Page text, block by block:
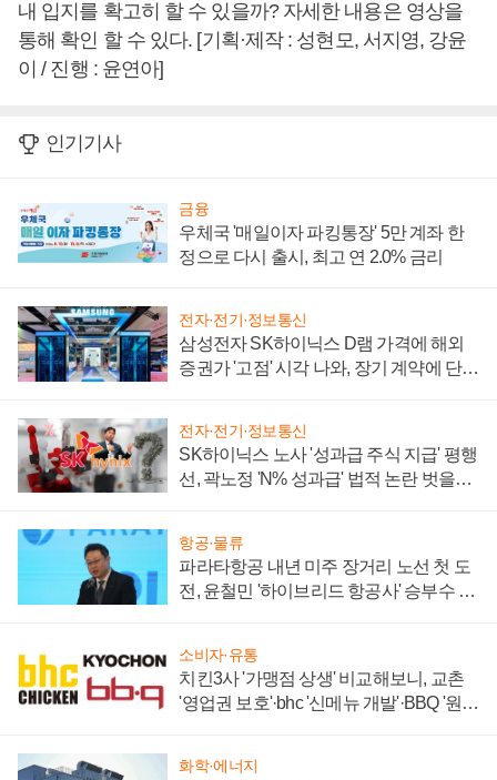
내 입지를 확고히 할 수 있을까? 자세한 내용은 영상을
통해 확인 할 수 있다. [기획·제작 : 성현모, 서지영, 강윤
이 / 진행 : 윤연아]
인기기사
금융
우체국 '매일이자 파킹통장' 5만 계좌 한
정으로 다시 출시, 최고 연 2.0% 금리
전자·전기·정보통신
삼성전자 SK하이닉스 D램 가격에 해외
증권가 '고점' 시각 나와, 장기 계약에 단점
전자·전기·정보통신
SK하이닉스 노사 '성과급 주식 지급' 평행
선, 곽노정 'N% 성과급' 법적 논란 벗을지
항공·물류
파라타항공 내년 미주 장거리 노선 첫 도
전, 윤철민 '하이브리드 항공사' 승부수 통
소비자·유통
치킨3사 '가맹점 상생' 비교해보니, 교촌
'영업권 보호'·bhc '신메뉴 개발'·BBQ '원가
화학·에너지